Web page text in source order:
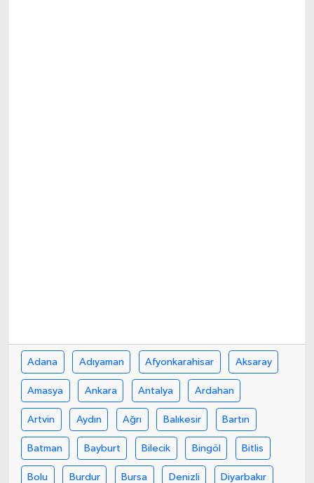
Adana Adıyaman Afyonkarahisar Aksaray
Amasya Ankara Antalya Ardahan
Artvin Aydın Ağrı Balıkesir Bartın
Batman Bayburt Bilecik Bingöl Bitlis
Bolu Burdur Bursa Denizli Diyarbakır